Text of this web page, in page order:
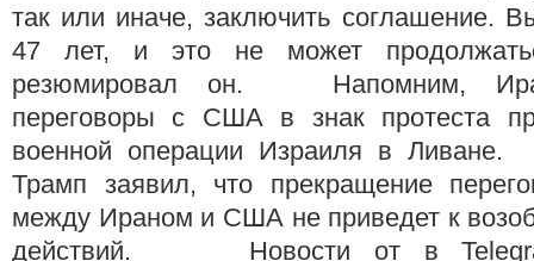
так или иначе, заключить соглашение.
47 лет, и это не может
резюмировал он. Напомним,
переговоры с США в знак протеста
военной операции Израиля в
Трамп заявил, что прекращение
между Ираном и США не приведет к
действий. Новости от в